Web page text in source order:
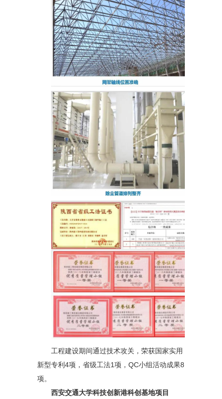
工程建设期间通过技术攻关，荣获国家实用
新型专利4项，省级工法1项，QC小组活动成果8
项。
西安交通大学科技创新港科创基地项目